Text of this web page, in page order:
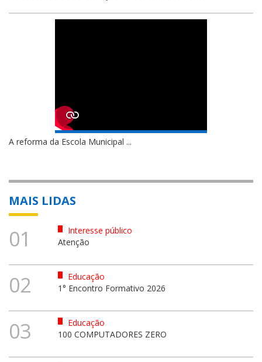
A reforma da Escola Municipal ...
MAIS LIDAS
01
Interesse público
Atenção
02
Educação
1° Encontro Formativo 2026
03
Educação
100 COMPUTADORES ZERO